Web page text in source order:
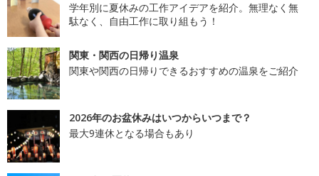
学年別に夏休みの工作アイデアを紹介。無理なく無
駄なく、自由工作に取り組もう！
関東・関西の日帰り温泉
関東や関西の日帰りできるおすすめの温泉をご紹介
2026年のお盆休みはいつからいつまで？
最大9連休となる場合もあり